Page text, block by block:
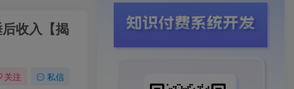
收入【揭
关注 私信